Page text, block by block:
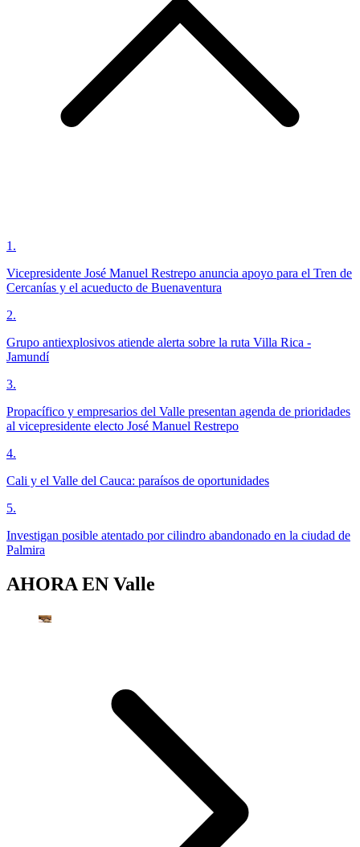
1 .
Vicepresidente José Manuel Restrepo anuncia apoyo para el Tren de
Cercanías y el acueducto de Buenaventura
2.
Grupo antiexplosivos atiende alerta sobre la ruta Villa Rica -
Jamundí
3.
Propacífico y empresarios del Valle presentan agenda de prioridades
al vicepresidente electo José Manuel Restrepo
4.
Cali y el Valle del Cauca: paraísos de oportunidades
5.
Investigan posible atentado por cilindro abandonado en la ciudad de
Palmira
AHORA EN Valle